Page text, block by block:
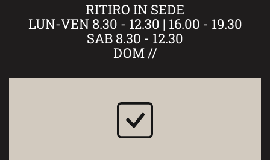
RITIRO IN SEDE
LUN-VEN 8.30 - 12.30 | 16.00 - 19.30
SAB 8.30 - 12.30
DOM //